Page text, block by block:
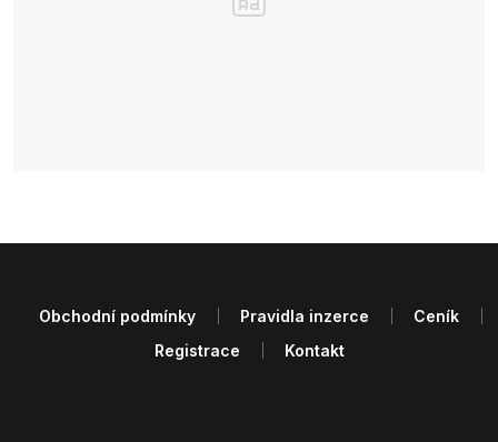
Obchodní podmínky Pravidla inzerce
Ceník
Registrace
Kontakt